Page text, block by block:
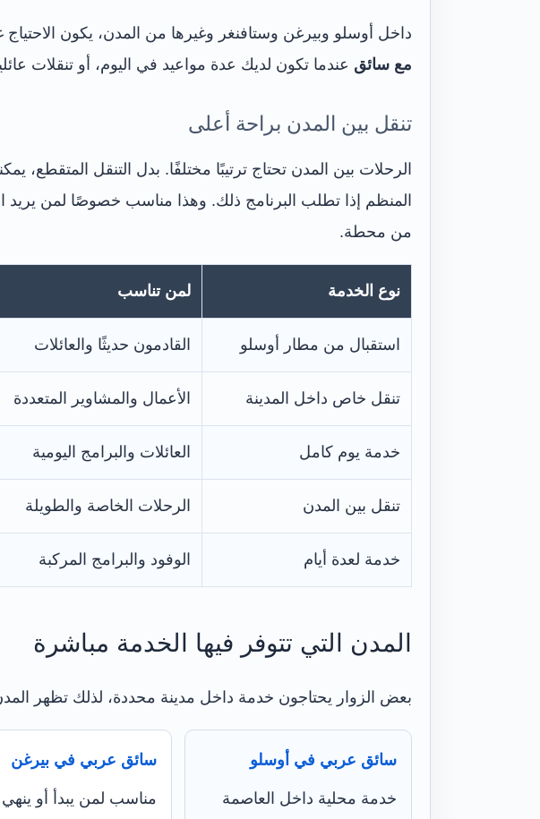
داخل أوسلو وبيرغن وستافنغر وغيرها من المدن، يكون
مع سائق عندما تكون لديك عدة مواعيد في اليوم، أو تنقلات
تنقل بين المدن براحة أعلى
الرحلات بين المدن تحتاج ترتيبًا مختلفًا. بدل التنقل المتقطع،
المنظم إذا تطلب البرنامج ذلك. وهذا مناسب خصوصًا لمن يريد
من محطة.
نوع الخدمة لمن تناسب
استقبال من مطار أوسلو القادمون حديثًا والعائلات
تنقل خاص داخل المدينة الأعمال والمشاوير المتعددة
خدمة يوم كامل العائلات والبرامج اليومية
تنقل بين المدن الرحلات الخاصة والطويلة
خدمة لعدة أيام الوفود والبرامج المركبة
المدن التي تتوفر فيها الخدمة مباشرة
بعض الزوار يحتاجون خدمة داخل مدينة محددة، لذلك تظهر
سائق عربي في أوسلو
خدمة محلية داخل العاصمة
سائق عربي في بيرغن
مناسب لمن يبدأ أو